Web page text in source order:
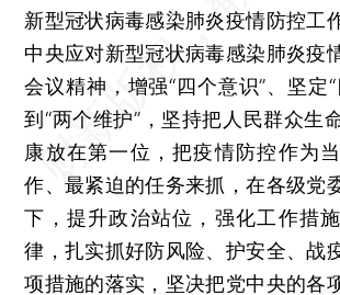
新型冠状病毒感染肺炎疫情防控工
中央应对新型冠状病毒感染肺炎疫
会议精神，增强“四个意识”、坚定
到“两个维护”，坚持把人民群众生
康放在第一位，把疫情防控作为
作、最紧迫的任务来抓，在各级党
下，提升政治站位，强化工作措
律，扎实抓好防风险、护安全、战
项措施的落实，坚决把党中央的各